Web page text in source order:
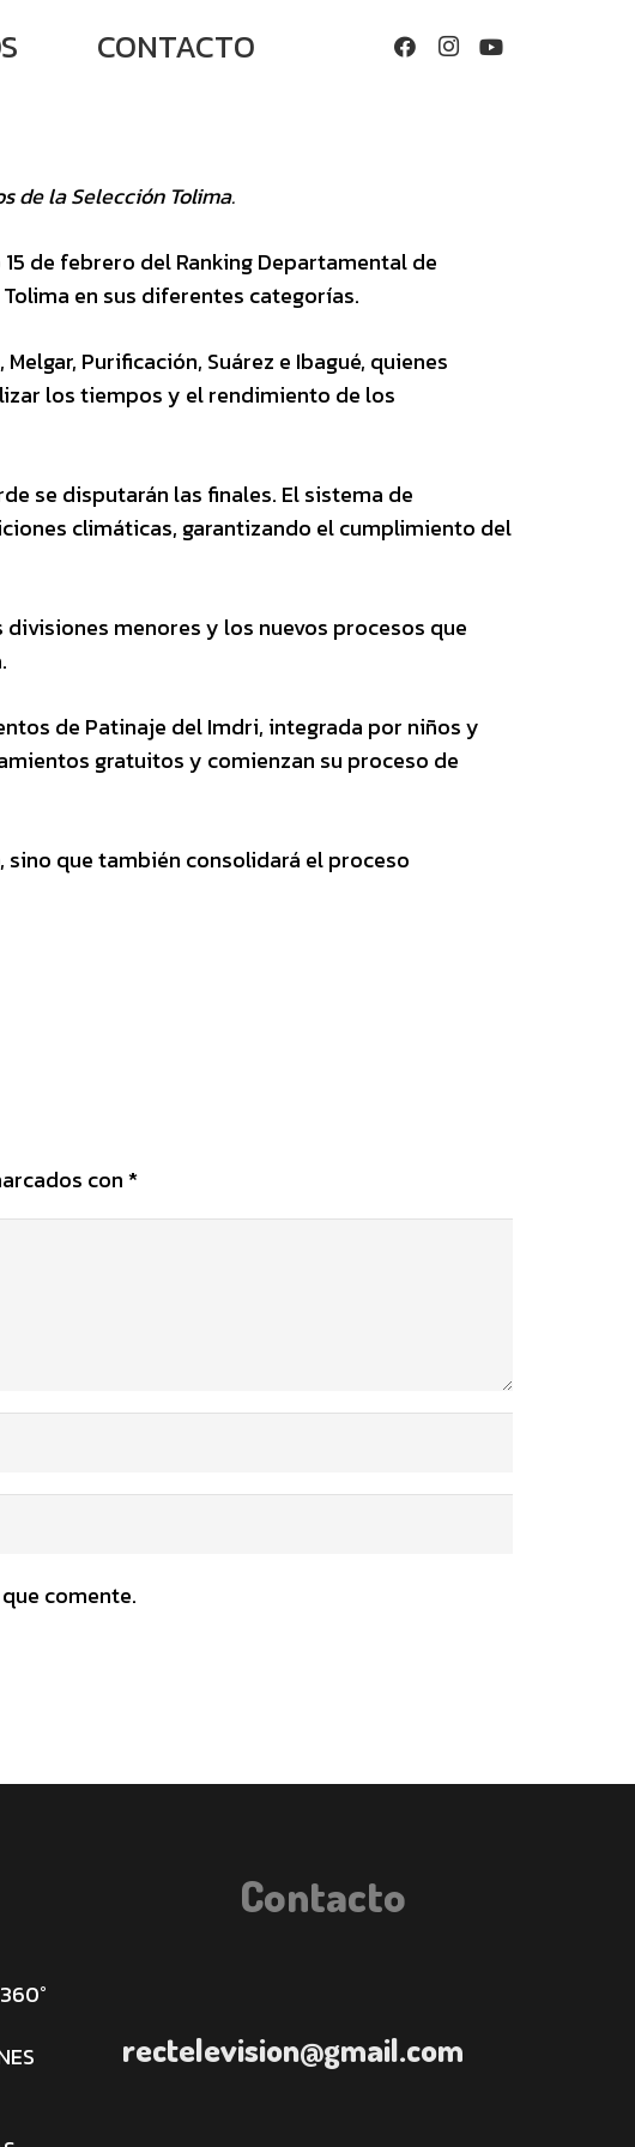
CONTACTO
de la Selección Tolima.
de febrero del Ranking Departamental de
en sus diferentes categorías.
Purificación, Suárez e Ibagué, quienes
los tiempos y el rendimiento de los
se disputarán las finales. El sistema de
climáticas, garantizando el cumplimiento del
menores y los nuevos procesos que
de Patinaje del Imdri, integrada por niños y
gratuitos y comienzan su proceso de
que también consolidará el proceso
con*
comente.
Contacto
rectelevision@gmail.com